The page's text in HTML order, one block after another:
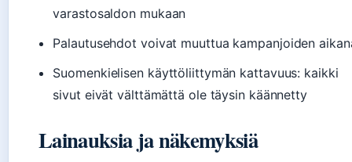
varastosaldon mukaan
Palautusehdot voivat muuttua kampanjoiden
Suomenkielisen käyttöliittymän kattavuus: kaikki
sivut eivät välttämättä ole täysin käännetty
Lainauksia ja näkemyksiä